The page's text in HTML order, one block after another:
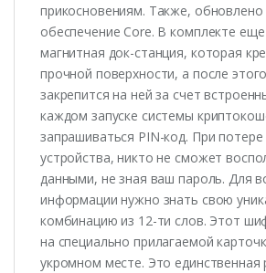
прикосновениям. Также,
обеспечение Core. В комплекте
магнитная док-станция, которая
прочной поверхности, а после
закрепится на ней за счет
каждом запуске системы
запрашиваться PIN-код. При
устройства, никто не сможет
данными, не зная ваш пароль. Для
информации нужно знать свою
комбинацию из 12-ти слов. Этот
на специально прилагаемой
укромном месте. Это единственная